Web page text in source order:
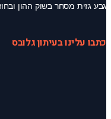
גבע גזית מסחר בשוק ההון
כתבו עלינו בעיתון גלובס